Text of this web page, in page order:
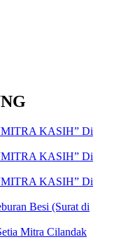
KASIH” Di
KASIH” Di
KASIH” Di
Besi (Surat di
Mitra Cilandak